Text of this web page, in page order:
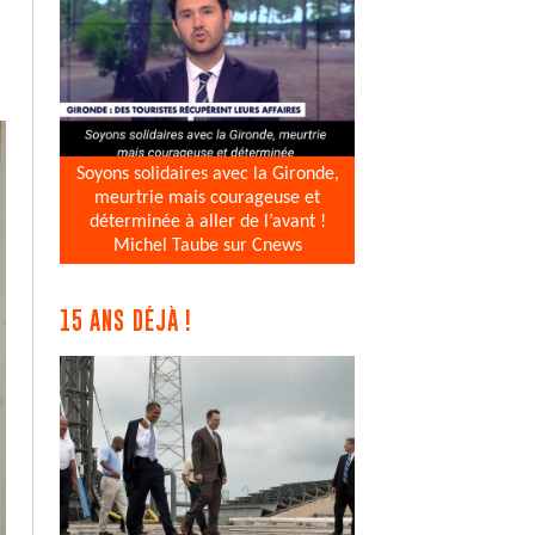
Soyons solidaires avec la Gironde,
meurtrie mais courageuse et
déterminée à aller de l’avant !
Michel Taube sur Cnews
15 ANS DÉJÀ !